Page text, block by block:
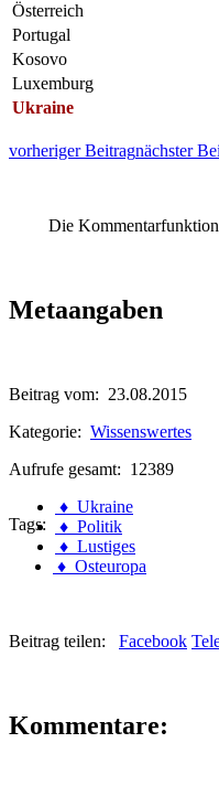
Österreich
Portugal
Kosovo
Luxemburg
Ukraine
vorheriger Beitragnächster
Die
Metaangaben
Beitrag vom: 23.08.2015
Kategorie: Wissenswertes
Aufrufe gesamt: 12389
Tags:
♦ Ukraine
♦ Politik
♦ Lustiges
♦ Osteuropa
Beitrag teilen: Facebook
Kommentare: